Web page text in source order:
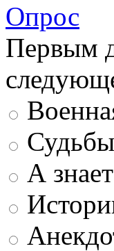
Опрос
Первым
А